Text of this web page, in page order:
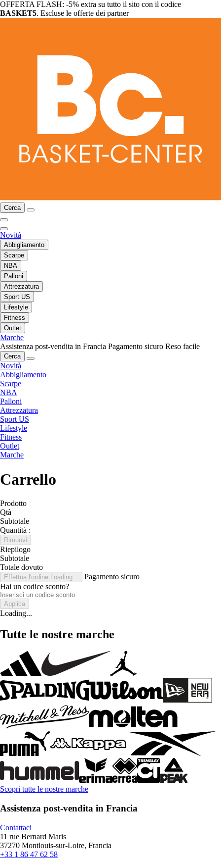
OFFERTA FLASH: -5% extra su tutto il sito con il codice
BASKET5. Escluse le offerte dei partner
Cerca
Novità
Abbigliamento
Scarpe
NBA
Palloni
Attrezzatura
Sport US
Lifestyle
Fitness
Outlet
Marche
Assistenza post-vendita in Francia Pagamento sicuro Reso facile
Cerca
Novità
Abbigliamento
Scarpe
NBA
Palloni
Attrezzatura
Sport US
Lifestyle
Fitness
Outlet
Marche
Carrello
Prodotto
Qtà
Subtotale
Quantità :
Rimuovi
Riepilogo
Subtotale
Totale dovuto
Effettua l'ordine Loading...
Pagamento sicuro
Hai un codice sconto?
Applica
Loading...
Tutte le nostre marche
Scopri tutte le nostre marche
Assistenza post-vendita in Francia
Contattaci
11 rue Bernard Maris
37270 Montlouis-sur-Loire, Francia
+33 1 86 47 62 58